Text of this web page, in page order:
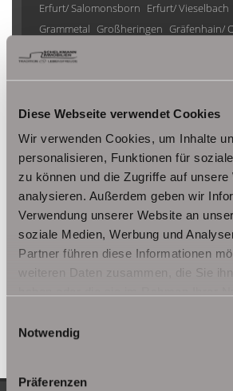
Diese Webseite verwendet Cookies
Wir verwenden Cookies, um Inhalte
personalisieren, Funktionen für
zu können und die Zugriffe auf unsere
analysieren. Außerdem geben wir
Verwendung unserer Website an
soziale Medien, Werbung und
Partner führen diese Informationen
weiteren Daten zusammen, die Sie
Notwendig
Präferenzen
Erfurt/ Salomonsborn Erfurt/ Vieselbach
Grammetal Großheringen Gräfenhain/
Herbsleben
Ohrdruf Riethnordhausen Ruhla
Saalfeld/Saale / Remschütz
Steinbach-
Tonna / Gräfentonna Udestedt
Unstrut- Hainich /Großengottern
Immo Am Ettersberg Haus Am Ettersberg
kaufen Am Ettersberg Immobilie Am
Ettersberg
Hauskauf Am Ettersberg
Ettersberg